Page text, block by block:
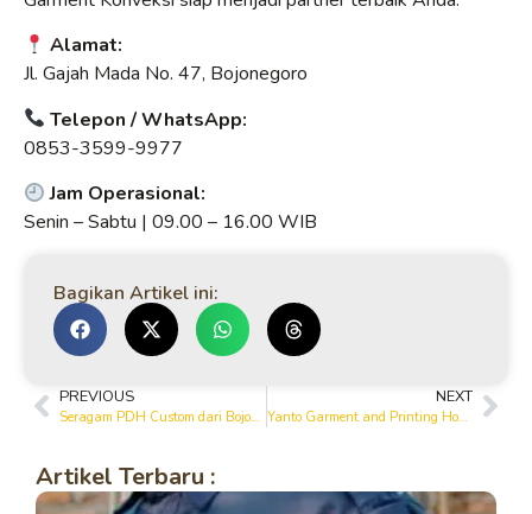
Alamat:
Jl. Gajah Mada No. 47, Bojonegoro
Telepon / WhatsApp:
0853-3599-9977
Jam Operasional:
Senin – Sabtu | 09.00 – 16.00 WIB
Bagikan Artikel ini:
PREVIOUS
Seragam PDH Custom dari Bojonegoro untuk Meningkatkan Identitas Perusahaan
NEXT
Yanto Garment and Printing House, Kebanggaan Konveksi Bojonegoro Sejak 1994
Artikel Terbaru :